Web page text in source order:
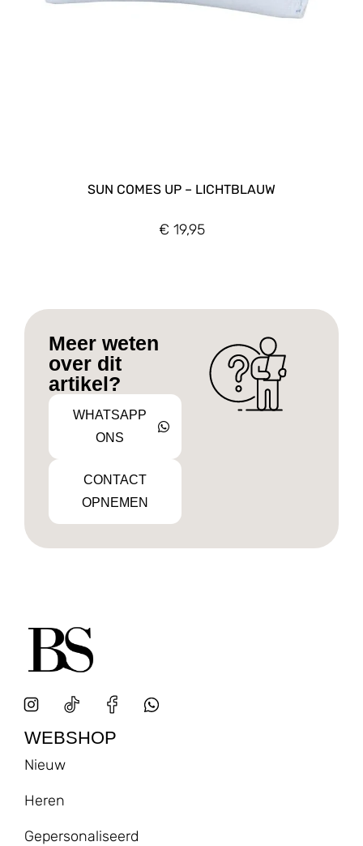
SUN COMES UP – LICHTBLAUW
€ 19,95
Meer weten
over dit
artikel?
WHATSAPP
ONS
CONTACT
OPNEMEN
WEBSHOP
Nieuw
Heren
Gepersonaliseerd